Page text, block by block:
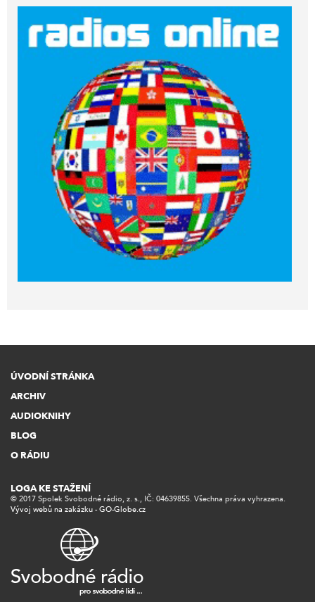
ÚVODNÍ STRÁNKA
ARCHIV
AUDIOKNIHY
BLOG
O RÁDIU
© 2017 Spolek Svobodné rádio, z. s., IČ: 04639855. Všechna práva vyhrazena.
Vývoj webů na zakázku - GO-Globe.cz
LOGA KE STAŽENÍ